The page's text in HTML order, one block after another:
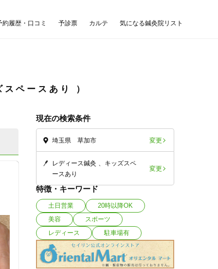
約履歴・口コミ 予診票 カルテ 気になる鍼灸院リスト
スペースあり
現在の検索条件
埼玉県 草加市 変更
レディース鍼灸
キッズスペ
ースあり
変更
特徴・キーワード
土日営業
20時以降OK
美容
スポーツ
レディース
駐車場有